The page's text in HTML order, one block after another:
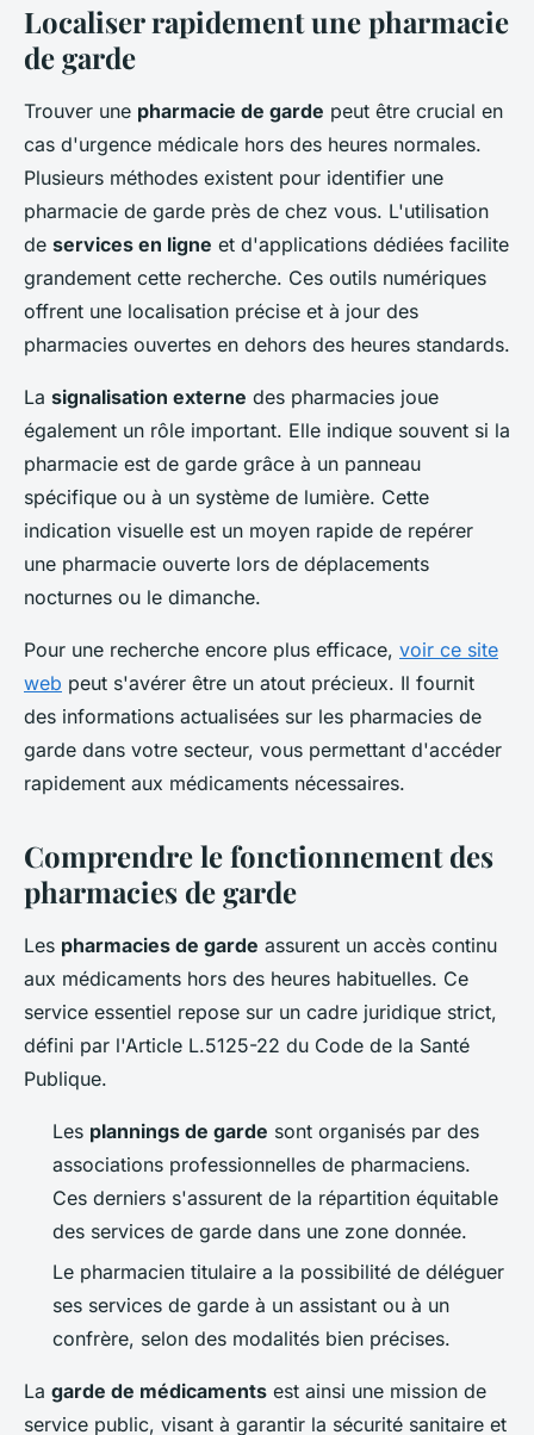
Localiser rapidement une pharmacie
de garde
Trouver une pharmacie de garde peut être crucial en
cas d'urgence médicale hors des heures normales.
Plusieurs méthodes existent pour identifier une
pharmacie de garde près de chez vous. L'utilisation
de services en ligne et d'applications dédiées facilite
grandement cette recherche. Ces outils numériques
offrent une localisation précise et à jour des
pharmacies ouvertes en dehors des heures standards.
La signalisation externe des pharmacies joue
également un rôle important. Elle indique souvent si la
pharmacie est de garde grâce à un panneau
spécifique ou à un système de lumière. Cette
indication visuelle est un moyen rapide de repérer
une pharmacie ouverte lors de déplacements
nocturnes ou le dimanche.
Pour une recherche encore plus efficace, voir ce site
web peut s'avérer être un atout précieux. Il fournit
des informations actualisées sur les pharmacies de
garde dans votre secteur, vous permettant d'accéder
rapidement aux médicaments nécessaires.
Comprendre le fonctionnement des
pharmacies de garde
Les pharmacies de garde assurent un accès continu
aux médicaments hors des heures habituelles. Ce
service essentiel repose sur un cadre juridique strict,
défini par l'Article L.5125-22 du Code de la Santé
Publique.
Les plannings de garde sont organisés par des
associations professionnelles de pharmaciens.
Ces derniers s'assurent de la répartition équitable
des services de garde dans une zone donnée.
Le pharmacien titulaire a la possibilité de déléguer
ses services de garde à un assistant ou à un
confrère, selon des modalités bien précises.
La garde de médicaments est ainsi une mission de
service public, visant à garantir la sécurité sanitaire et